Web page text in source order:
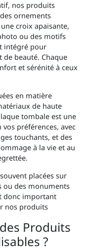
nos produits
ornements
croix apaisante,
ou des motifs
intégré pour
beauté. Chaque
et sérénité à ceux
en matière
de haute
tombale est une
préférences, avec
touchants, et des
à la vie et au
placées sur
ou des monuments
donc important
nos produits
Produits
?